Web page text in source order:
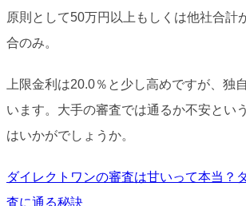
原則として50万円以上もしくは他社合計
合のみ。
上限金利は20.0％と少し高めですが、独
います。大手の審査では通るか不安とい
はいかがでしょうか。
ダイレクトワンの審査は甘いって本当？
査に通る秘訣